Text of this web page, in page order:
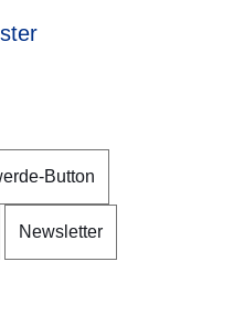
Button
Newsletter